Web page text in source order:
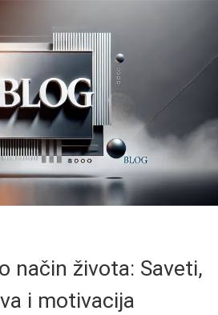
način života: Saveti,
i motivacija